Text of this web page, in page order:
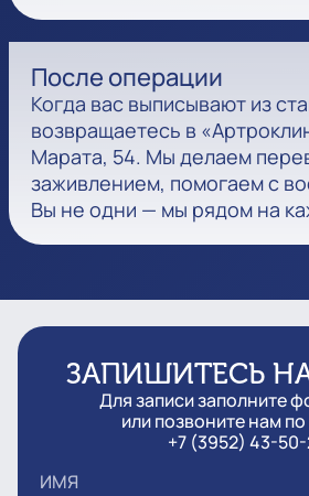
После операции
Когда вас выписывают из
возвращаетесь в
Марата, 54. Мы делаем
заживлением, помогаем с
Вы не одни — мы рядом на
ЗАПИШИТЕСЬ
Для записи заполните
или позвоните нам
+7 (3952) 43-
ИМЯ